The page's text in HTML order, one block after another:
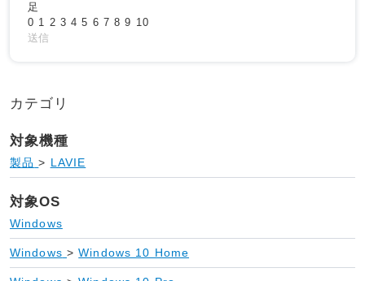
足
0 1 2 3 4 5 6 7 8 9 10
送信
カテゴリ
対象機種
製品 > LAVIE
対象OS
Windows
Windows > Windows 10 Home